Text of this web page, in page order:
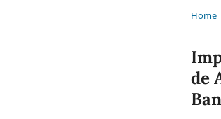
Home
de